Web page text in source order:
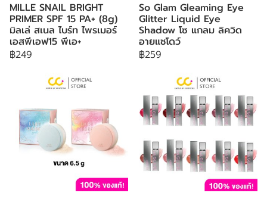
MILLE SNAIL BRIGHT
PRIMER SPF 15 PA+ (8g)
มิลเล่ สเนล ไบร์ท ไพรเมอร์
เอสพีเอฟ15 พีเอ+
฿249
So Glam Gleaming Eye
Glitter Liquid Eye
Shadow โซ แกลม ลิควิด
อายแชโดว์
฿259